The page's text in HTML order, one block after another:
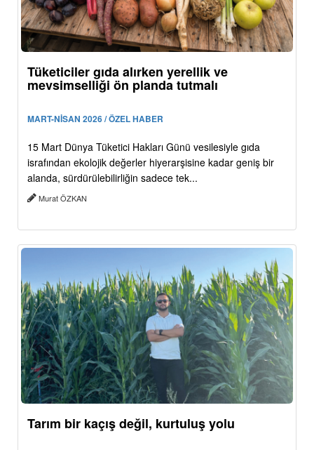
Tüketiciler gıda alırken yerellik ve
mevsimselliği ön planda tutmalı
MART-NİSAN 2026 / ÖZEL HABER
15 Mart Dünya Tüketici Hakları Günü vesilesiyle gıda
israfından ekolojik değerler hiyerarşisine kadar geniş bir
alanda, sürdürülebilirliğin sadece tek...
Murat ÖZKAN
Tarım bir kaçış değil, kurtuluş yolu